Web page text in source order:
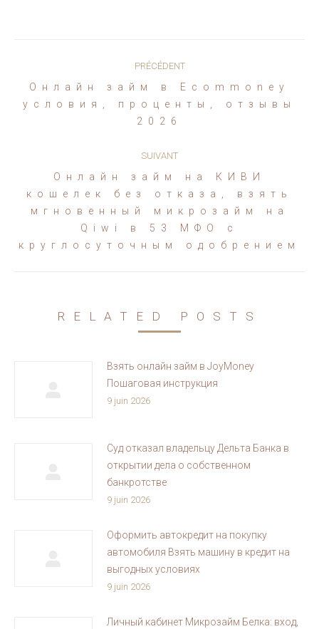
PRÉCÉDENT
Article
précédent
Онлайн займ в Ecommoney
условия, проценты, отзывы
2026
SUIVANT
Article
suivant
:
Онлайн займ на КИВИ
кошелек без отказа, взять
мгновенный микрозайм на
Qiwi в 53 МФО с
круглосуточным одобрением
RELATED POSTS
Взять онлайн займ в JoyMoney
Пошаговая инструкция
9 juin 2026
Суд отказал владельцу Дельта Банка в
открытии дела о собственном
банкротстве
9 juin 2026
Оформить автокредит на покупку
автомобиля Взять машину в кредит на
выгодных условиях
9 juin 2026
Личный кабинет Микрозайм Белка: вход,